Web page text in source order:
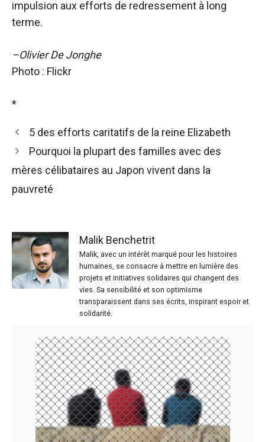
impulsion aux efforts de redressement à long
terme.
–Olivier De Jonghe
Photo : Flickr
*
5 des efforts caritatifs de la reine Elizabeth
Pourquoi la plupart des familles avec des
mères célibataires au Japon vivent dans la
pauvreté
Malik Benchetrit
Malik, avec un intérêt marqué pour les histoires
humaines, se consacre à mettre en lumière des
projets et initiatives solidaires qui changent des
vies. Sa sensibilité et son optimisme
transparaissent dans ses écrits, inspirant espoir et
solidarité.